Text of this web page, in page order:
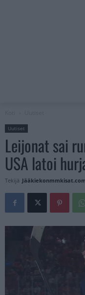
Uutiset
Leijonat sai
USA latoi
Tekijä